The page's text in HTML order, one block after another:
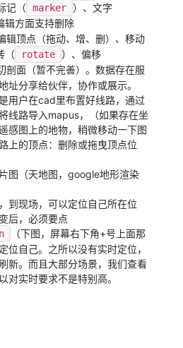
记（ marker ）、文字
辑方面支持删除
辑顶点（拖动、增、删）、移动
（ rotate ）、偏移
剖面（暂不完善）。数据存在服
址分享给伙伴，协作或展示。
用户在cad里布置好线路，通过
线路导入mapus，（如果存在坐
感图上的地物，稍微移动一下图
上的顶点：删除或拖曳顶点位
图（天地图，google地形渲染
到现场，可以定位自己所在位
后，必须要点
（下图，屏幕右下角+号上面那
位自己。之所以没有实时定位，
新。而且大部分场景，我们查看
对实时要求不是特别高。